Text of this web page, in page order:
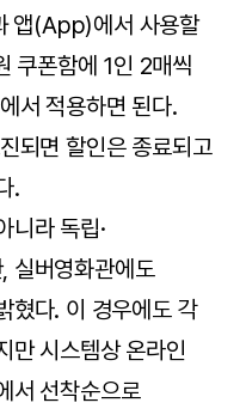
앱(App)에서 사용할
쿠폰함에 1인 2매씩
서 적용하면 된다.
되면 할인은 종료되고
.
니라 독립·
실버영화관에도
혔다. 이 경우에도 각
만 시스템상 온라인
서 선착순으로